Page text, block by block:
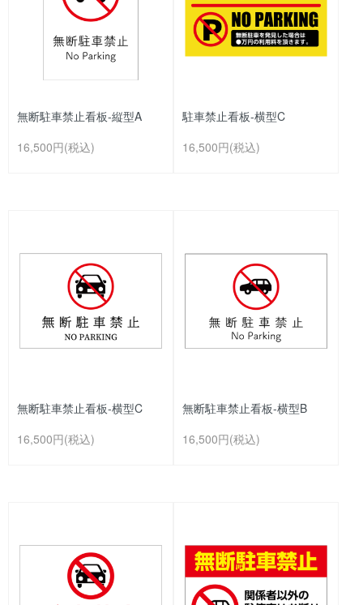
無断駐車禁止看板-縦型A
16,500円(税込)
駐車禁止看板-横型C
16,500円(税込)
無断駐車禁止看板-横型C
16,500円(税込)
無断駐車禁止看板-横型B
16,500円(税込)